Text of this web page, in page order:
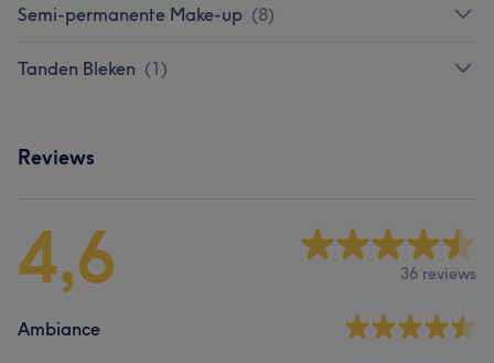
Semi-permanente Make-up (8)
Tanden Bleken (1)
Reviews
4,6 36 reviews
Ambiance